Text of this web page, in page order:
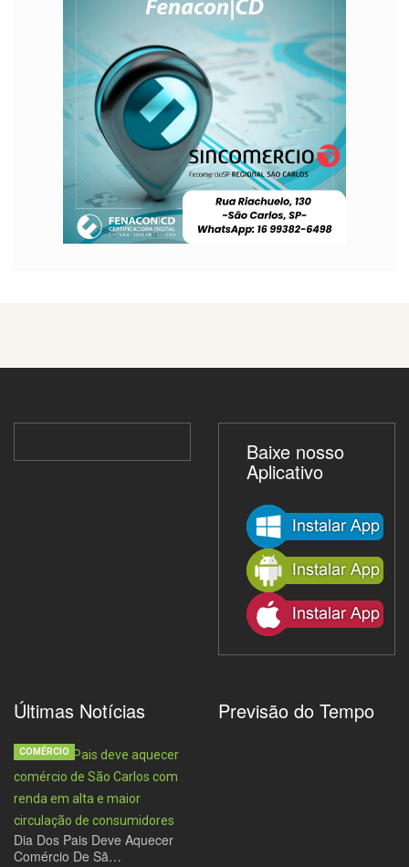
Baixe nosso
Aplicativo
Últimas Notícias
Dia Dos Pais Deve Aquecer
Comércio De Sã…
COMÉRCIO
Previsão do Tempo